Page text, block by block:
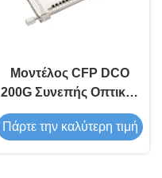
Μοντέλος CFP DCO
200G Συνεπής Οπτικού
Πηρακτήρα
Πάρτε την καλύτερη τιμή